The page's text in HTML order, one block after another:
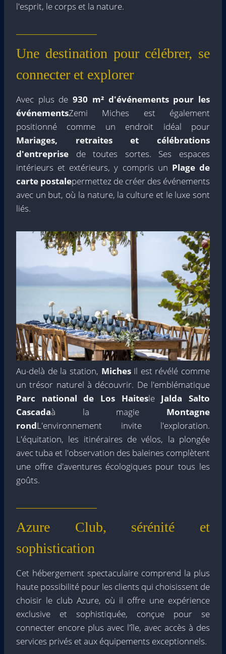
l'esprit, le corps et la nature.
Une destination pour célébrer, se
connecter et explorer
Avec plus de930 m² d'événements pour les
événementsZemi Miches est également
positionné comme un endroit idéal pour
Mariages, retraites et célébrations
d'entreprise de toutes sortes. Ses espaces
intérieurs et extérieurs, y compris un Plage de
carte postalepermettez de créer des événements
avec un but, où la nature, la culture et le luxe sont
liés.
Au-delà de la station, MichesIl est révélé comme
un trésor naturel à découvrir. De l'emblématique
Parc national de Los Haitesle Jalda Salto
Cascadaà la magie Montagne
rondL'environnement invite l'exploration.
L'équitation, les itinéraires de vélos, la plongée
avec tuba et l'observation des baleines complètent
une offre d'aventures écologiques pour tous les
goûts.
Azure Club, sérénité et
sophistication
Cet hébergement spectaculaire comprend la plus
haute possibilité pour les clients qui choisissent de
choisir le club Azure, où il offre une expérience
exclusive et sophistiquée, conçue pour se
connecter encore plus avec l'île, avec accès à des
services privés et aux équipements exceptionnels.